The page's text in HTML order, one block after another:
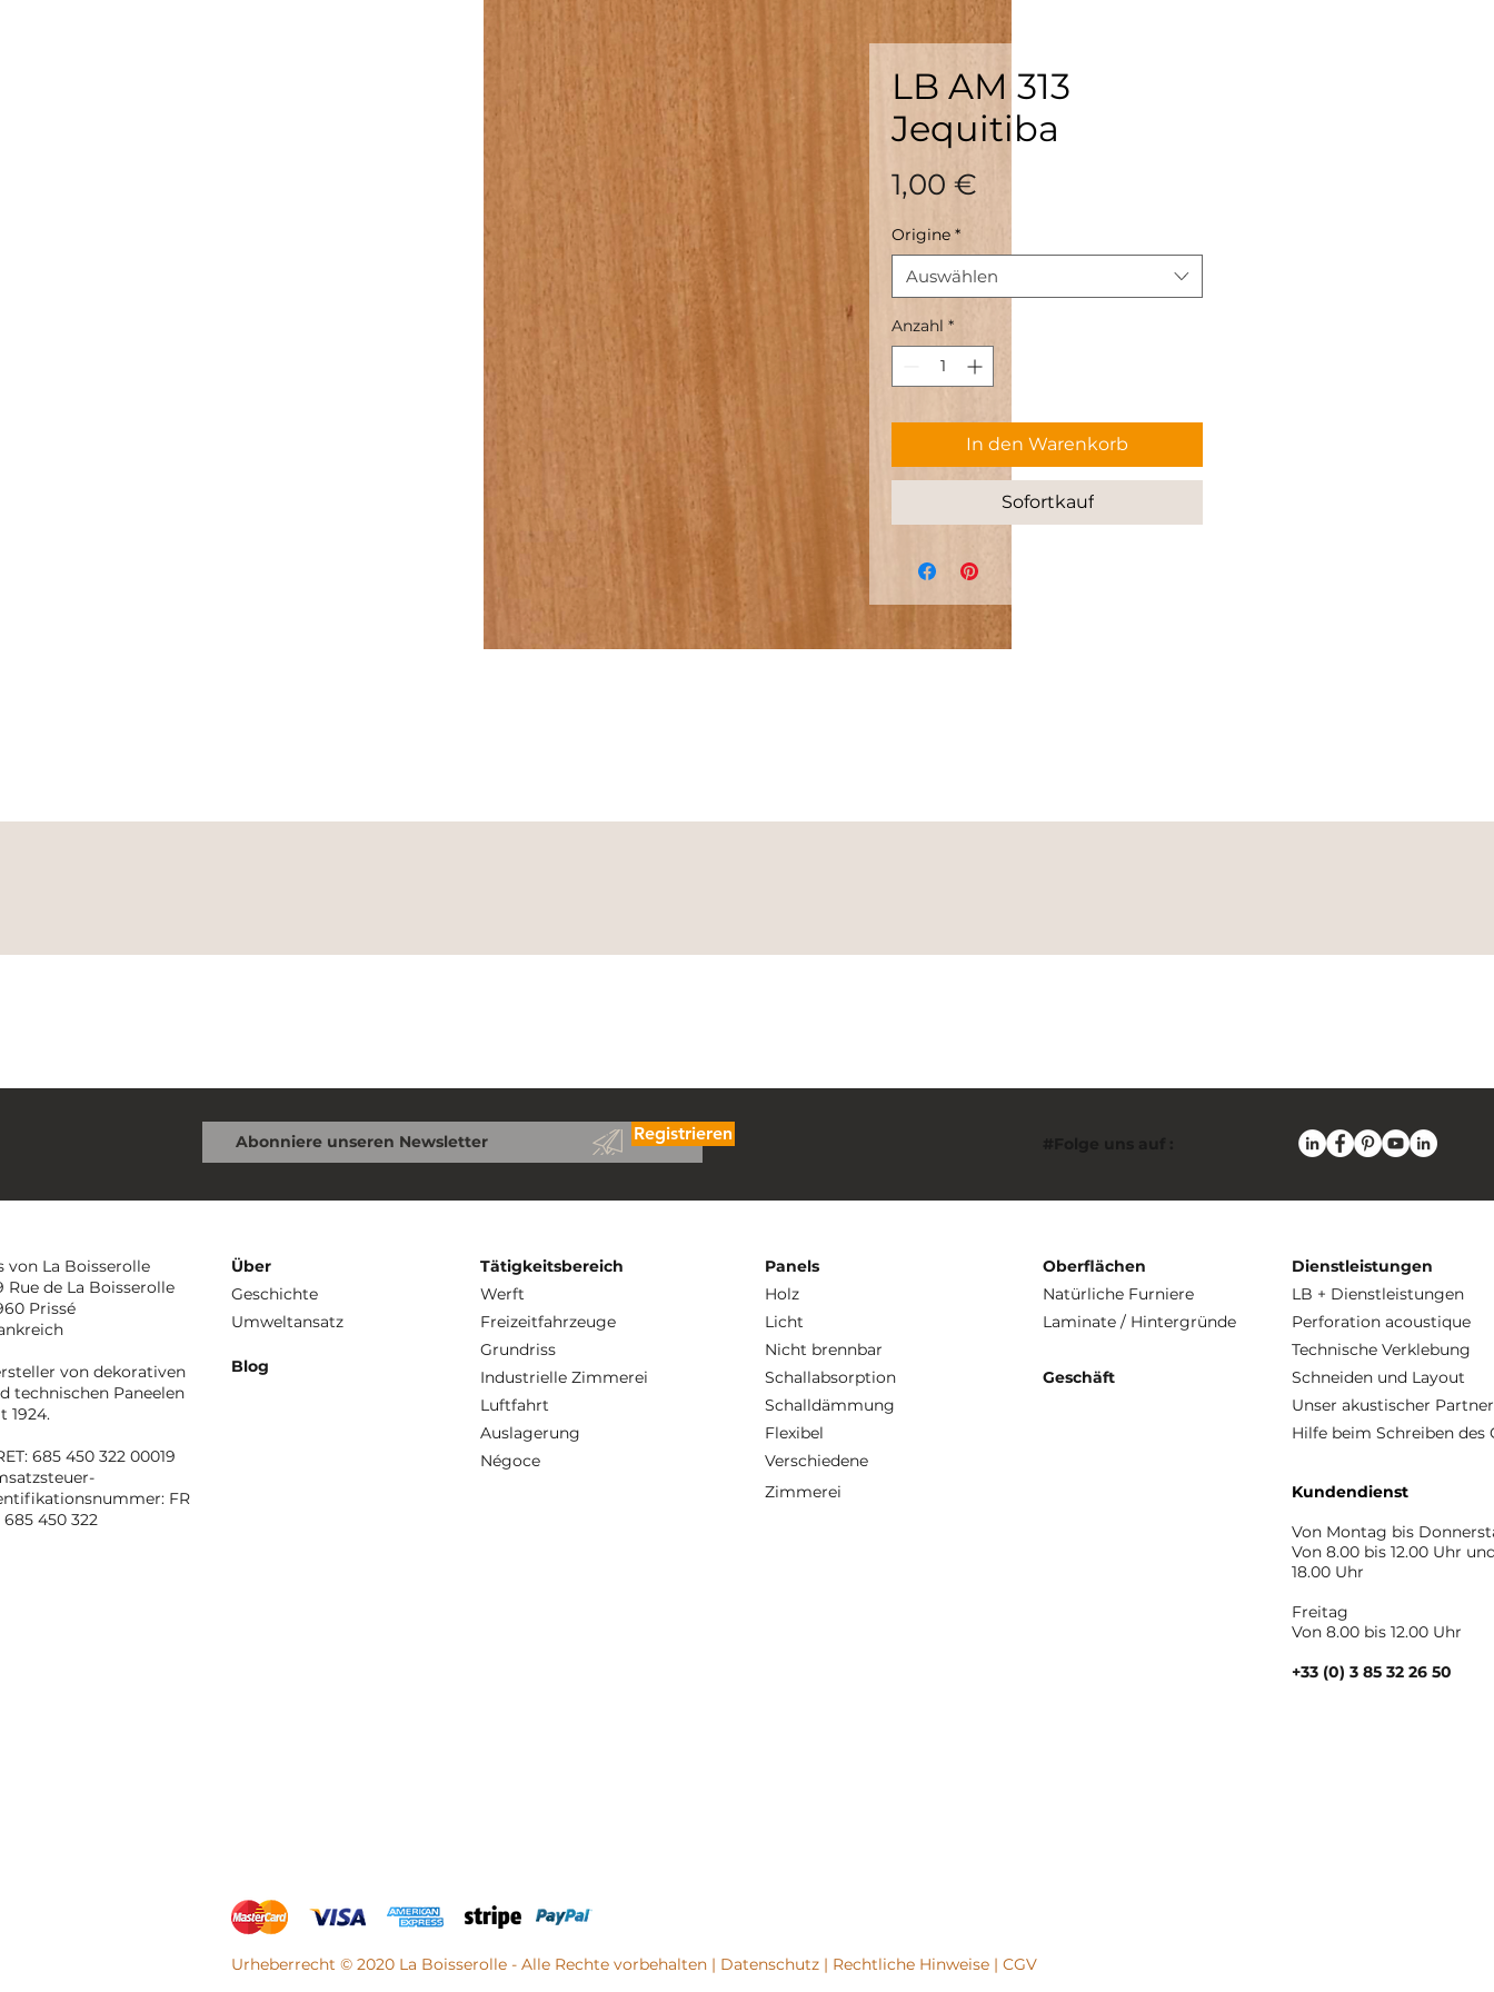
LB AM 313
Jequitiba
1,00 €
Origine *
Auswählen
Anzahl *
In den Warenkorb
Sofortkauf
Registrieren
von La Boisserolle
Rue de La Boisserolle
Prissé
von dekorativen
technischen Paneelen
1924.
685 450 322 00019
FR
685 450 322
Über
Geschichte
Umweltansatz
Blog
Tätigkeitsbereich
Panels
Werft
Holz
Freizeitfahrzeuge
Licht
Grundriss
Nicht brennbar
Industrielle Zimmerei
Schallabsorption
Luftfahrt
Schalldämmung
Auslagerung
Flexibel
Verschiedene
Négoce
Zimmerei
Oberflächen
Natürliche Furniere
Laminate / Hintergründe
Dienstleistungen
LB + Dienstleistungen
Perforation acoustique
Technische Verklebung
Geschäft
Schneiden und Layout
Unser akustischer Partner
Hilfe beim Schreiben des
Kundendienst
Von Montag bis
Von 8.00 bis 12.00 Uhr
18.00 Uhr
Freitag
Von 8.00 bis 12.00 Uhr
+33 (0) 3 85 32 26 50
Urheberrecht © 2020 La Boisserolle - Alle Rechte vorbehalten | Datenschutz | Rechtliche Hinweise | CGV